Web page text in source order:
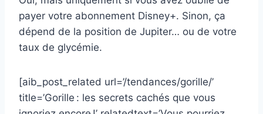
payer votre abonnement Disney+. Sinon, ça
dépend de la position de Jupiter… ou de votre
taux de glycémie.
[aib_post_related url=’/tendances/gorille/’
title=’Gorille : les secrets cachés que vous